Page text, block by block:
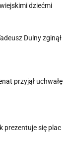
dziećmi
Dulny zginął
przyjął uchwałę
prezentuje się plac